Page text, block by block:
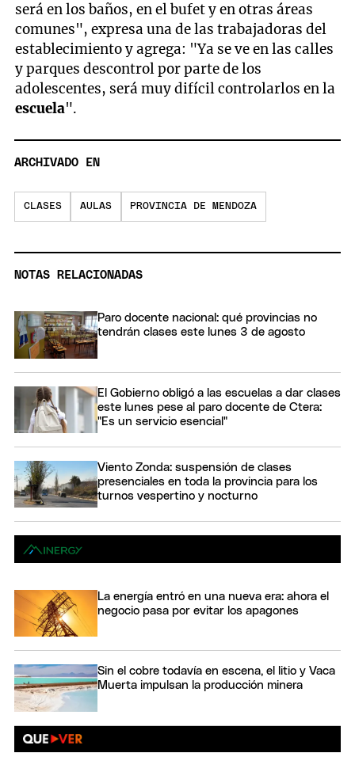
será en los baños, en el bufet y en otras áreas
comunes", expresa una de las trabajadoras del
establecimiento y agrega: "Ya se ve en las calles
y parques descontrol por parte de los
adolescentes, será muy difícil controlarlos en la
escuela".
ARCHIVADO EN
CLASES AULAS PROVINCIA DE MENDOZA
NOTAS RELACIONADAS
Paro docente nacional: qué provincias no
tendrán clases este lunes 3 de agosto
El Gobierno obligó a las escuelas a dar clases
este lunes pese al paro docente de Ctera:
"Es un servicio esencial"
Viento Zonda: suspensión de clases
presenciales en toda la provincia para los
turnos vespertino y nocturno
La energía entró en una nueva era: ahora el
negocio pasa por evitar los apagones
Sin el cobre todavía en escena, el litio y Vaca
Muerta impulsan la producción minera